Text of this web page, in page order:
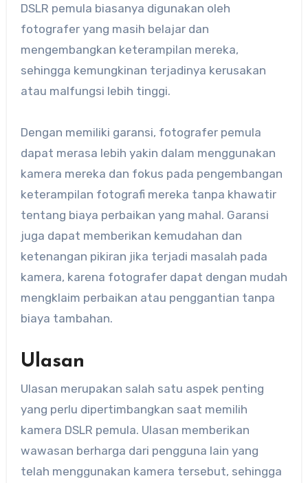
DSLR pemula biasanya digunakan oleh
fotografer yang masih belajar dan
mengembangkan keterampilan mereka,
sehingga kemungkinan terjadinya kerusakan
atau malfungsi lebih tinggi.
Dengan memiliki garansi, fotografer pemula
dapat merasa lebih yakin dalam menggunakan
kamera mereka dan fokus pada pengembangan
keterampilan fotografi mereka tanpa khawatir
tentang biaya perbaikan yang mahal. Garansi
juga dapat memberikan kemudahan dan
ketenangan pikiran jika terjadi masalah pada
kamera, karena fotografer dapat dengan mudah
mengklaim perbaikan atau penggantian tanpa
biaya tambahan.
Ulasan
Ulasan merupakan salah satu aspek penting
yang perlu dipertimbangkan saat memilih
kamera DSLR pemula. Ulasan memberikan
wawasan berharga dari pengguna lain yang
telah menggunakan kamera tersebut, sehingga